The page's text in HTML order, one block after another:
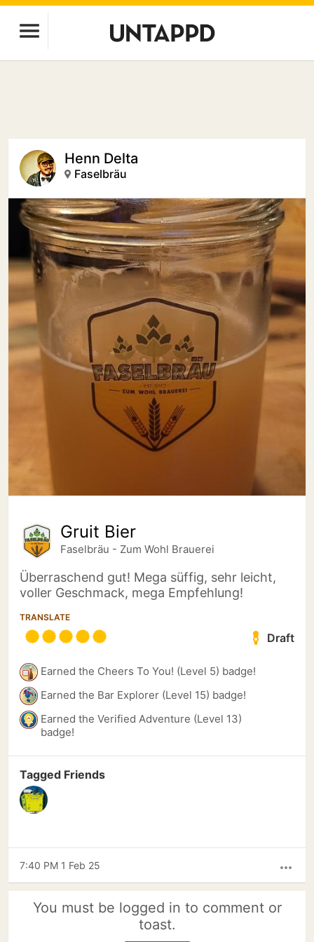
Henn Delta
Faselbräu
Gruit Bier
Faselbräu - Zum Wohl Brauerei
Überraschend gut! Mega süffig, sehr leicht,
voller Geschmack, mega Empfehlung!
TRANSLATE
Draft
Earned the Cheers To You! (Level 5) badge!
Earned the Bar Explorer (Level 15) badge!
Earned the Verified Adventure (Level 13)
badge!
Tagged Friends
more_horiz
7:40 PM 1 Feb 25
You must be logged in to comment or
toast.